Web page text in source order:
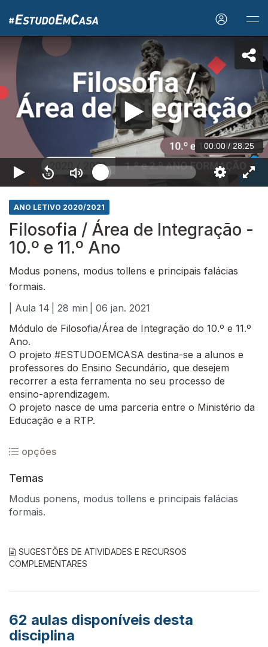
00:00 / 28:25
ANO LETIVO 2020/2021
Filosofia / Área de Integração -
10.º e 11.º Ano
Modus ponens, modus tollens e principais falácias
formais.
| Aula 14
| 28 min
| 06 jan. 2021
Módulo de Filosofia/Área de Integração do 10.º e 11.º
Ano.
O projeto #ESTUDOEMCASA destina-se a alunos e
professores do Ensino Secundário, que desejem
recorrer a esta ferramenta no seu processo de
ensino-aprendizagem.
O projeto nasce de uma parceria entre o Ministério da
Educação e a RTP.
opções
Temas
Modus ponens, modus tollens e principais falácias
formais.
SUGESTÕES DE ATIVIDADES E RECURSOS
COMPLEMENTARES
62 aulas disponíveis desta
disciplina